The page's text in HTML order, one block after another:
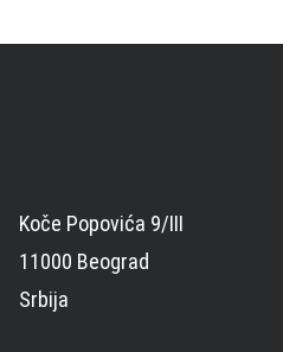
Koče Popovića 9/III
11000 Beograd
Srbija